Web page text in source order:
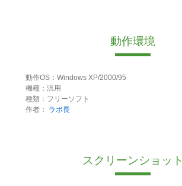
動作環境
動作OS：Windows XP/2000/95
機種：汎用
種類：フリーソフト
作者：
ラボ長
スクリーンショット